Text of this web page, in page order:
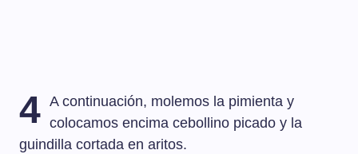
4 A continuación, molemos la pimienta y
colocamos encima cebollino picado y la
guindilla cortada en aritos.